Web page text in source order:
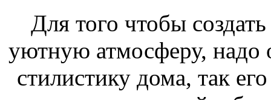
Для того чтобы
уютную атмосферу, надо
стилистику дома, так